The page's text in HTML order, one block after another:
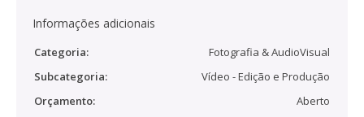
Informações adicionais
Categoria:
Fotografia & AudioVisual
Subcategoria:
Vídeo - Edição e Produção
Orçamento:
Aberto